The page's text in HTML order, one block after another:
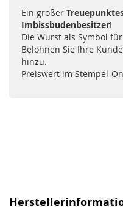
Ein großer
Imbissbudenbesitzer!
Die Wurst als Symbol
Belohnen Sie Ihre
hinzu.
Preiswert im Stempel-